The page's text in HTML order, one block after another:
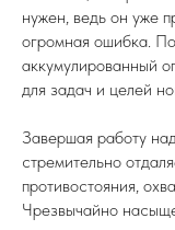
нужен, ведь он уже
огромная ошибка.
аккумулированный
для задач и целей
Завершая работу
стремительно
противостояния,
Чрезвычайно